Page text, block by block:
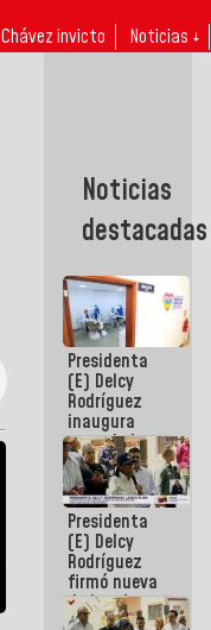
Chávez invicto Noticias ↓
Noticias
destacadas
Presidenta
(E) Delcy
Rodríguez
inaugura
casa de los
Abuelos
Primavera
en Caracas
Presidenta
(E) Delcy
Rodríguez
firmó nueva
de Ley de
Arrendamiento